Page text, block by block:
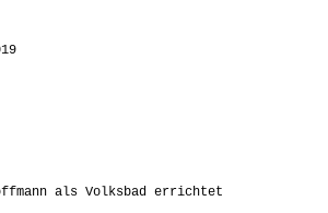
als Volksbad errichtet